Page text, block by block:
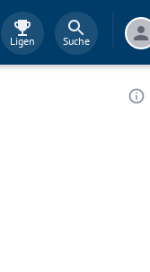
Ligen Suche